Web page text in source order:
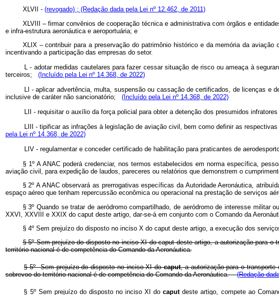
XLVII - (revogado) ; (Redação dada pela Lei nº 12.462, de 2011)
XLVIII – firmar convênios de cooperação técnica e administrativa com órgãos e
e infra-estrutura aeronáutica e aeroportuária; e
XLIX – contribuir para a preservação do patrimônio histórico e da memória da
incentivando a participação das empresas do setor.
L - adotar medidas cautelares para fazer cessar situação de risco ou ameaça à
terceiros; (Incluído pela Lei nº 14.368, de 2022)
LI - aplicar advertência, multa, suspensão ou cassação de certificados, de licenças e
inclusive de caráter não sancionatório; (Incluído pela Lei nº 14.368, de 2022)
LII - requisitar o auxílio da força policial para obter a detenção dos presumidos
LIII - tipificar as infrações à legislação de aviação civil, bem como definir as
pela Lei nº 14.368, de 2022)
LIV - regulamentar e conceder certificado de habilitação para praticantes de
§ 1º A ANAC poderá credenciar, nos termos estabelecidos em norma específica,
aviação civil, para expedição de laudos, pareceres ou relatórios que demonstrem o
§ 2º A ANAC observará as prerrogativas específicas da Autoridade Aeronáutica,
espaço aéreo que tenham repercussão econômica ou operacional na prestação de serviços
§ 3º Quando se tratar de aeródromo compartilhado, de aeródromo de interesse
XXVI, XXVIII e XXIX do caput deste artigo, dar-se-á em conjunto com o Comando da
§ 4º Sem prejuízo do disposto no inciso X do caput deste artigo, a execução dos
§ 5º Sem prejuízo do disposto no inciso XI do caput deste artigo, a autorização para
território nacional é de competência do Comando da Aeronáutica.
§ 5º Sem prejuízo do disposto no inciso XI docaput, a autorização para o
sobrevoo do território nacional é de competência do Comando da Aeronáutica.(Redação
§ 5º Sem prejuízo do disposto no inciso XI docaputdeste artigo, compete ao